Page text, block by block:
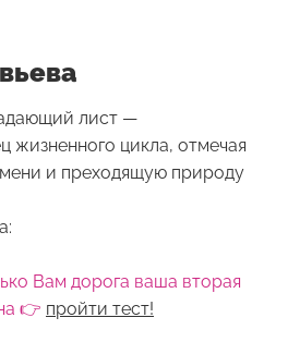
лист —
жизненного цикла, отмечая
и преходящую природу
Вам дорога ваша вторая
👉 пройти тест!